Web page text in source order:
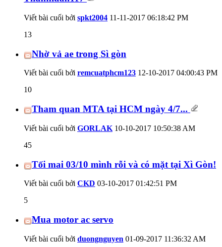
Viết bài cuối bởi spkt2004 11-11-2017 06:18:42 PM
13
Nhờ vả ae trong Sì gòn
Viết bài cuối bởi remcuatphcm123 12-10-2017 04:00:43 PM
10
Tham quan MTA tại HCM ngày 4/7...
Viết bài cuối bởi GORLAK 10-10-2017 10:50:38 AM
45
Tối mai 03/10 mình rỗi và có mặt tại Xì Gòn!
Viết bài cuối bởi CKD 03-10-2017 01:42:51 PM
5
Mua motor ac servo
Viết bài cuối bởi duongnguyen 01-09-2017 11:36:32 AM